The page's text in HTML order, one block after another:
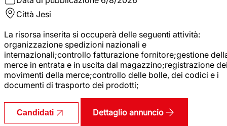
Città Jesi
La risorsa inserita si occuperà delle seguenti attività:
organizzazione spedizioni nazionali e
internazionali;controllo fatturazione fornitore;gestione
merce in entrata e in uscita dal magazzino;registrazione
movimenti della merce;controllo delle bolle, dei codici e i
documenti di trasporto dei prodotti;
Candidati Dettaglio annuncio